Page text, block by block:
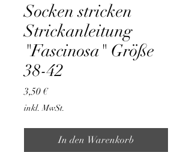
Socken stricken
Strickanleitung
"Fascinosa" Größe
38-42
3,50 €Preis
inkl. MwSt.
In den Warenkorb